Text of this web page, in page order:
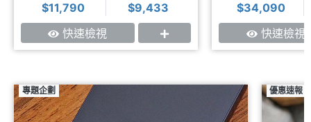
$11,790
$9,433
快速檢視
$34,090
快速檢視
專題企劃 優惠速報